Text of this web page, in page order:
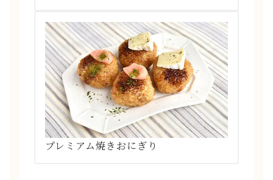
プレミアム焼きおにぎり